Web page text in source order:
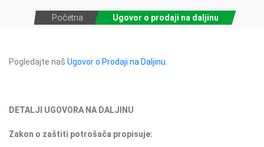
Početna Ugovor o prodaji na daljinu
Pogledajte naš Ugovor o Prodaji na Daljinu
DETALJI UGOVORA NA DALJINU
Zakon o zaštiti potrošača propisuje: